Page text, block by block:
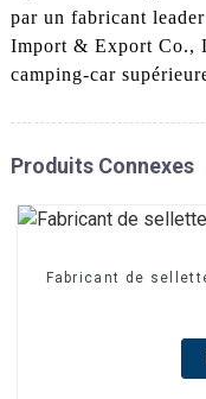
par un fabricant
Import & Export Co.,
camping-car
Produits Connexes
Fabricant de